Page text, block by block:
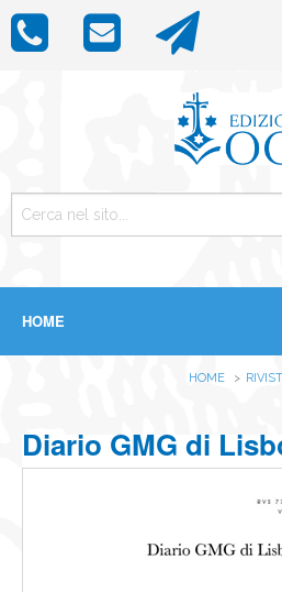
HOME
ICONE
IMMAGINI
HOME
Diario GMG di